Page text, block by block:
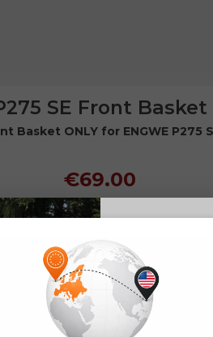
SE Front Basket
Basket ONLY for ENGWE P275
€69.00
Jetzt einkaufen
Sign up for